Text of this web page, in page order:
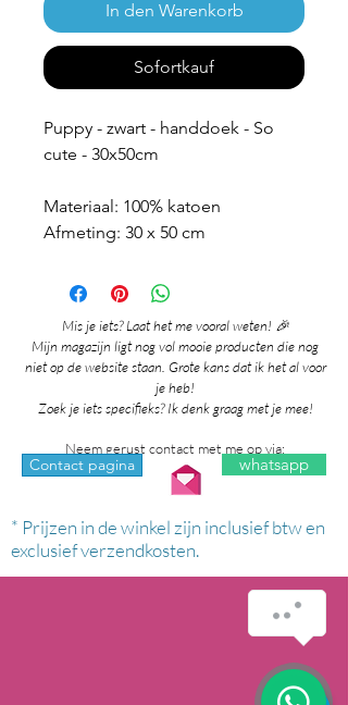
In den Warenkorb
Sofortkauf
Puppy - zwart - handdoek - So
cute - 30x50cm
Materiaal: 100% katoen
Afmeting: 30 x 50 cm
Mis je iets? Laat het me vooral weten! 🎉
Mijn magazijn ligt nog vol mooie producten die nog
niet op de website staan. Grote kans dat ik het al voor
je heb!
Zoek je iets specifieks? Ik denk graag met je mee!
Neem gerust contact met me op via:
Contact pagina whatsapp
* Prijzen in de winkel zijn inclusief btw en
exclusief verzendkosten.